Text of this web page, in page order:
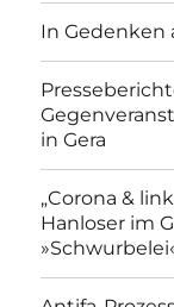
In Gedenken
in Gera
„Corona &
Hanloser im